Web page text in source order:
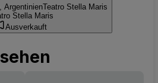
ArgentinienTeatro Stella Maris
Stella Maris
Ausverkauft